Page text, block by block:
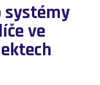
systémy
ve